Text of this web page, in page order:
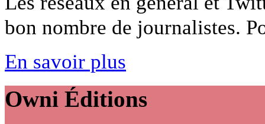
bon nombre de journalistes.
En savoir plus
Owni Éditions